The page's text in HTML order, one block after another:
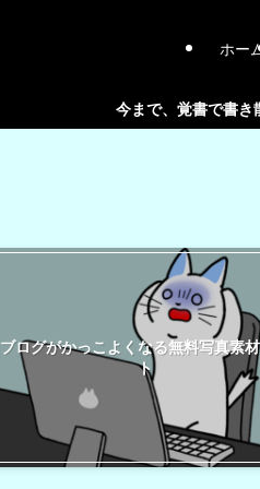
ホー
今まで、覚書で書き散ら
ブログがかっこよくなる無料写真素
ト